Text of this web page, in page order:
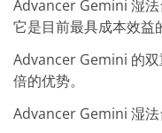
激光与蚀刻
定制解决方案
卷到卷
服务组合
服务热线 和 服务中心
数字化服务
服务级别协议
备件服务
Advancer Gemini 湿法
它是目前最具成本效益
Advancer Gemini 的双
倍的优势。
Advancer Gemini 湿法